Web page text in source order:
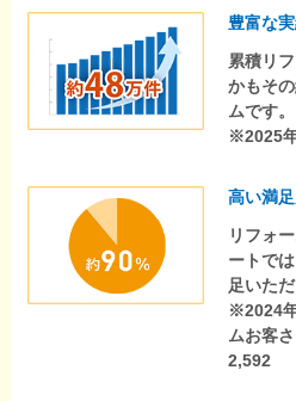
豊富な
累積リ
かもそ
ムです。
※2025
高い満
リフォ
ートで
足いただ
※2024
ムお客
2,592